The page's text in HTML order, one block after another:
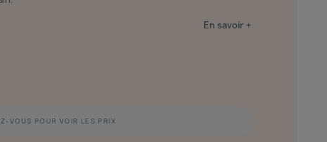
En savoir +
VOUS POUR VOIR LES PRIX